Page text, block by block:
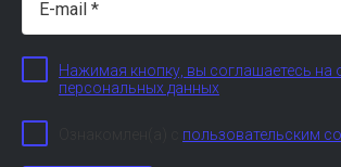
Нажимая кнопку, вы соглашаетесь на
персональных данных
пользовательским